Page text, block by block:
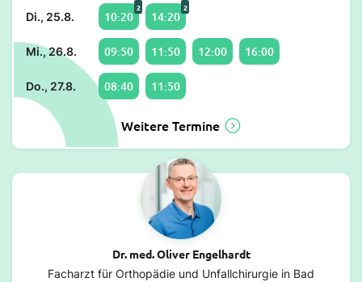
Di., 25.8. 10:20
2
14:20
2
Mi., 26.8. 09:50 11:50 12:00 16:00
Do., 27.8. 08:40 11:50
Weitere Termine
Dr. med. Oliver Engelhardt
Facharzt für Orthopädie und Unfallchirurgie in Bad